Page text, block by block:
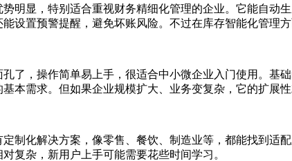
显，特别适合重视财务精细化管理的企业。它能自动
设置预警提醒，避免坏账风险。不过在库存智能化管理
，操作简单易上手，很适合中小微企业入门使用。基
本需求。但如果企业规模扩大、业务变复杂，它的扩展性
化解决方案，像零售、餐饮、制造业等，都能找到适
复杂，新用户上手可能需要花些时间学习。